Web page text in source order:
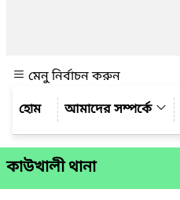
মেনু নির্বাচন করুন
আমাদের সম্পর্কে
কাউখালী থানা